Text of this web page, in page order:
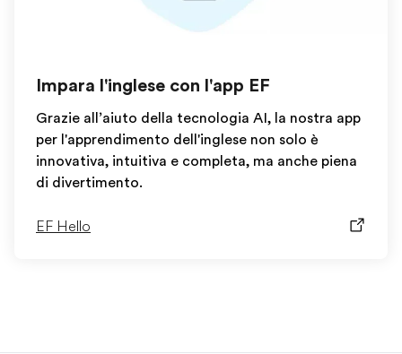
Impara l'inglese con l'app EF
Grazie all’aiuto della tecnologia AI, la nostra app
per l'apprendimento dell'inglese non solo è
innovativa, intuitiva e completa, ma anche piena
di divertimento.
EF Hello